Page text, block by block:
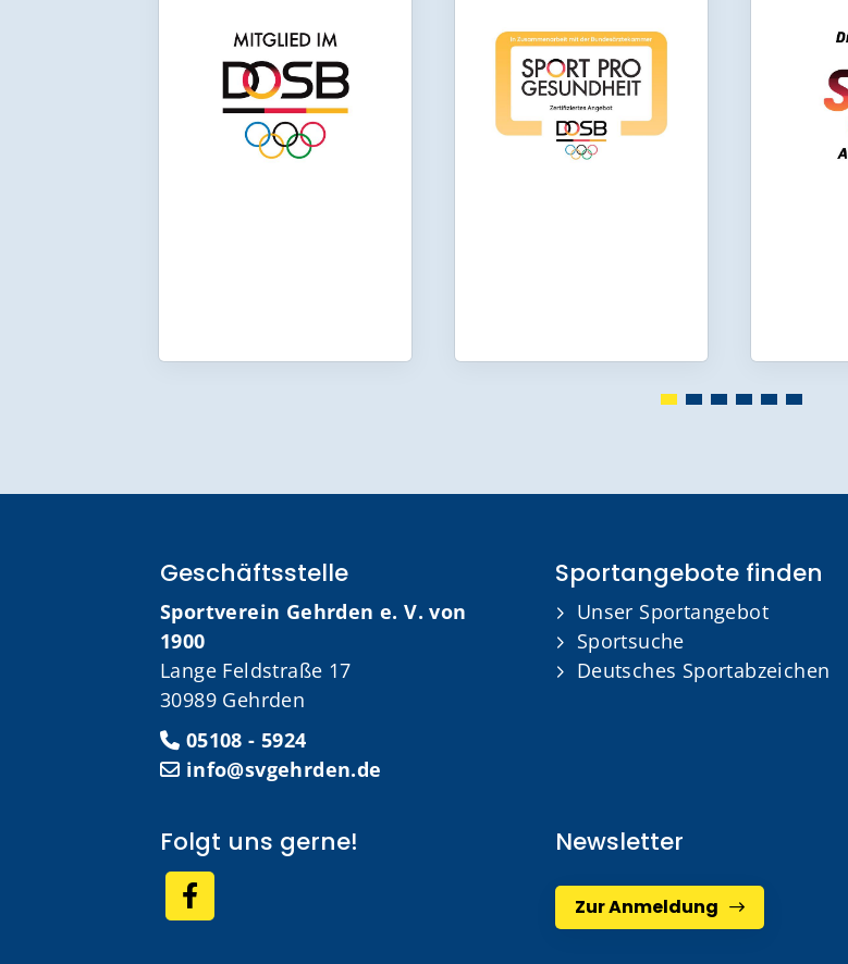
Geschäftsstelle
Sportverein Gehrden e. V. von
1900
Lange Feldstraße 17
30989 Gehrden
05108 - 5924
info@svgehrden.de
Sportangebote finden
Unser Sportangebot
Sportsuche
Deutsches Sportabzeichen
Folgt uns gerne! Newsletter
Zur Anmeldung